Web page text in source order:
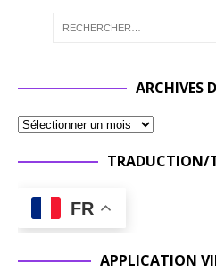
ARCHIVES
TRADUCTION/
FR
APPLICATION